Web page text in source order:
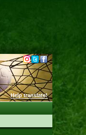
Help translate!